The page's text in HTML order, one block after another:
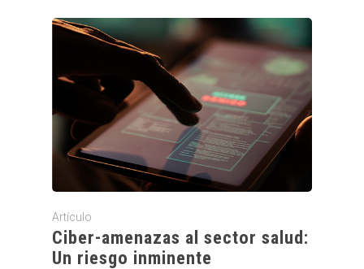
Artículo
Ciber-amenazas al sector salud:
Un riesgo inminente